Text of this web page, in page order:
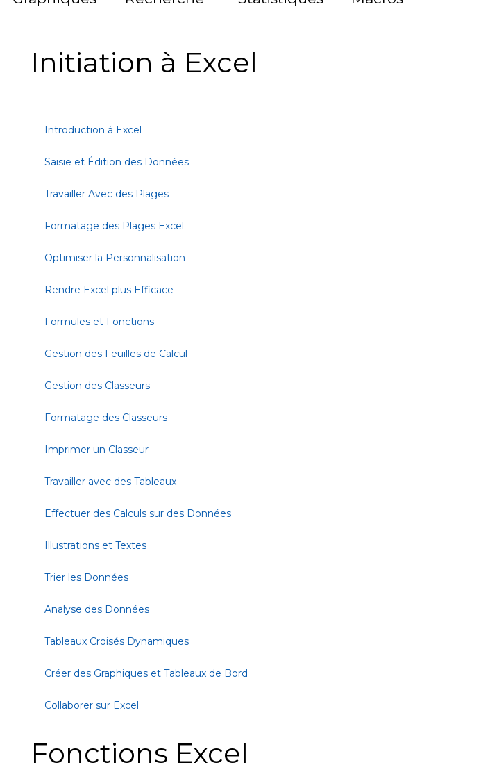
Initiation à Excel
Introduction à Excel
Saisie et Édition des Données
Travailler Avec des Plages
Formatage des Plages Excel
Optimiser la Personnalisation
Rendre Excel plus Efficace
Formules et Fonctions
Gestion des Feuilles de Calcul
Gestion des Classeurs
Formatage des Classeurs
Imprimer un Classeur
Travailler avec des Tableaux
Effectuer des Calculs sur des Données
Illustrations et Textes
Trier les Données
Analyse des Données
Tableaux Croisés Dynamiques
Créer des Graphiques et Tableaux de Bord
Collaborer sur Excel
Fonctions Excel